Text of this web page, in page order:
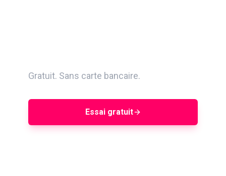
Gratuit. Sans carte bancaire.
Essai gratuit